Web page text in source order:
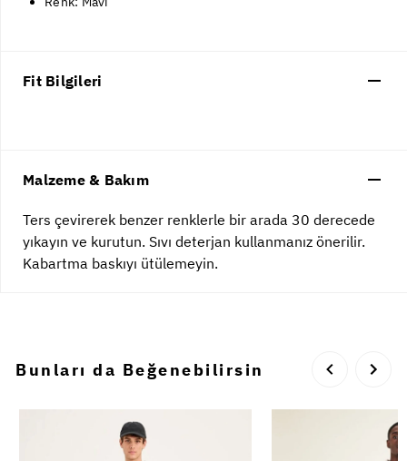
Fit Bilgileri
Malzeme & Bakım
Ters çevirerek benzer renklerle bir arada 30 derecede
yıkayın ve kurutun. Sıvı deterjan kullanmanız önerilir.
Kabartma baskıyı ütülemeyin.
Bunları da Beğenebilirsin